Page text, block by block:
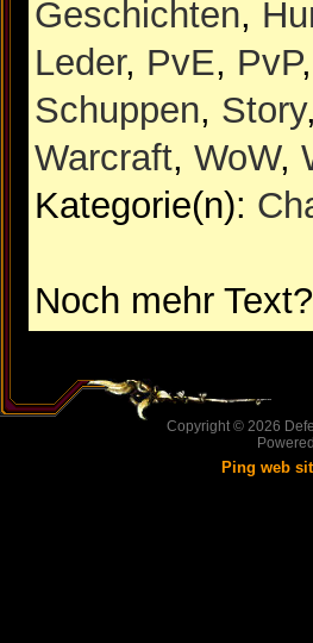
Geschichten,
Leder, PvE, PvP
Schuppen, Story
Warcraft, WoW,
Kategorie(n):
Noch mehr
Copyright © 2026
Ping web